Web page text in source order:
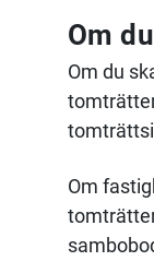
Om
Om du
Om